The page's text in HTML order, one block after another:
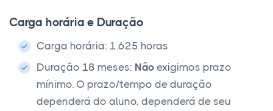
Carga horária e Duração
Carga horária: 1.625 horas
Duração 18 meses: Não exigimos prazo
mínimo. O prazo/tempo de duração
dependerá do aluno, dependerá de seu